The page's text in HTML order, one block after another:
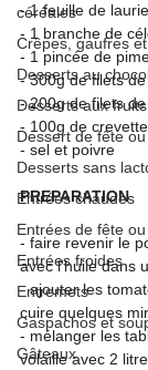
céréales
Crêpes, gaufres
Desserts au
Desserts aux fruits
Dessert de fête
Desserts sans
Entrées chaudes
Entrées de fête
Entrées froides
Entremets
Gaspachos et
Gâteaux
- 1 feuille de
- 1 branche de
- 1 pincée de
- 300g de filets
- 200g de filets
- 100g de
- sel et poivre
PREPARATION
- faire revenir le
avec l'huile dans
- ajouter les
cuire quelques
- mélanger les
volaille avec 2